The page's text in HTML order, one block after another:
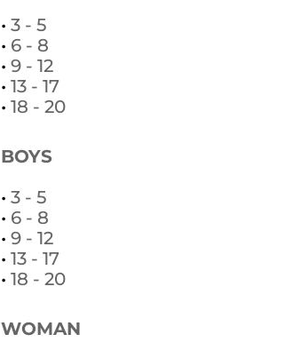
•3 - 5
• 6 - 8
•9 - 12
•13 - 17
•18 - 20
BOYS
•3 - 5
• 6 - 8
•9 - 12
•13 - 17
•18 - 20
WOMAN